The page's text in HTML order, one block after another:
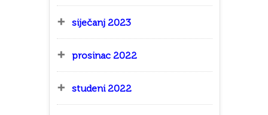
siječanj 2023
prosinac 2022
studeni 2022